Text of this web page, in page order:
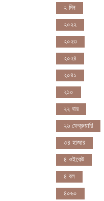
২ দিন
২০২২
২০২৩
২০২৪
২০৪১
২১০
২২ বার
২৬ ফেব্রুয়ারি
৩৪ হাজার
৪ ওইকেট
৪ বল
৪০৬০